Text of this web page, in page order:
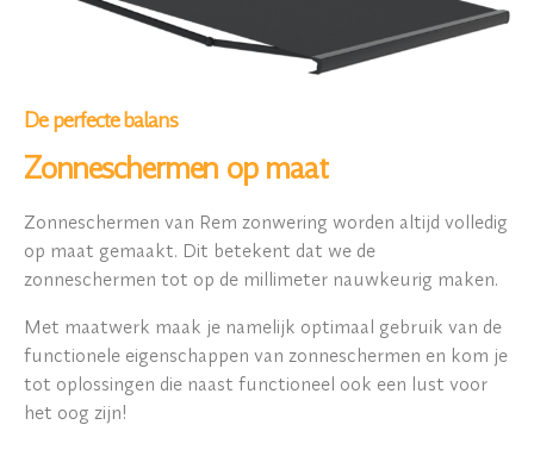
De perfecte balans
Zonneschermen op maat
Zonneschermen van Rem zonwering worden altijd volledig
op maat gemaakt. Dit betekent dat we de
zonneschermen tot op de millimeter nauwkeurig maken.
Met maatwerk maak je namelijk optimaal gebruik van de
functionele eigenschappen van zonneschermen en kom je
tot oplossingen die naast functioneel ook een lust voor
het oog zijn!